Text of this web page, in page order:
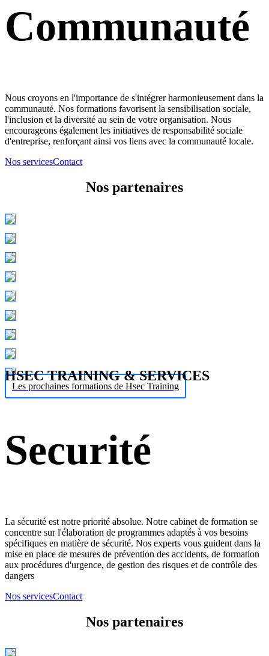
Communauté
Nous croyons en l'importance de s'intégrer harmonieusement dans la
communauté. Nos formations favorisent la sensibilisation sociale,
l'inclusion et la diversité au sein de votre organisation. Nous
encourageons également les initiatives de responsabilité sociale
d'entreprise, renforçant ainsi vos liens avec la communauté locale.
Nos servicesContact
Nos partenaires
Les prochaines formations de Hsec Training
HSEC TRAINING & SERVICES
Securité
La sécurité est notre priorité absolue. Notre cabinet de formation se
concentre sur l'élaboration de programmes adaptés à vos besoins
spécifiques en matière de sécurité. Nos experts vous guident dans la
mise en place de mesures de prévention des accidents, de formation
aux procédures d'urgence, de gestion des risques et de contrôle des
dangers
Nos servicesContact
Nos partenaires